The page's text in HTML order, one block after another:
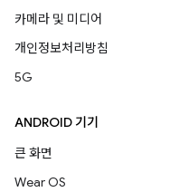
카메라 및 미디어
개인정보처리방침
5G
ANDROID 기기
큰 화면
Wear OS